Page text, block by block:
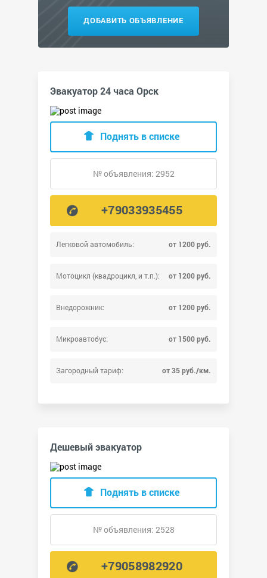
ДОБАВИТЬ ОБЪЯВЛЕНИЕ
Эвакуатор 24 часа Орск
Легковой автомобиль: от 1200 руб.
Мотоцикл (квадроцикл, и т.п.): от 1200 руб.
Внедорожник: от 1200 руб.
Микроавтобус: от 1500 руб.
Загородный тариф: от 35 руб./км.
Поднять в списке
№ объявления: 2952
+79033935455
Дешевый эвакуатор
Поднять в списке
№ объявления: 2528
+79058982920